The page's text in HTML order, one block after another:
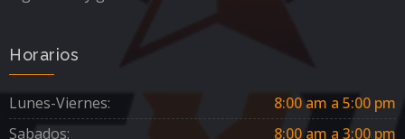
Horarios
Lunes-Viernes:
8:00 am a 5:00 pm
Sabados:
8:00 am a 3:00 pm